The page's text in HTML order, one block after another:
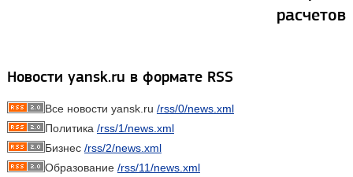
расчетов
Новости yansk.ru в формате RSS
Все новости yansk.ru /rss/0/news.xml
Политика /rss/1/news.xml
Бизнес /rss/2/news.xml
Образование /rss/11/news.xml